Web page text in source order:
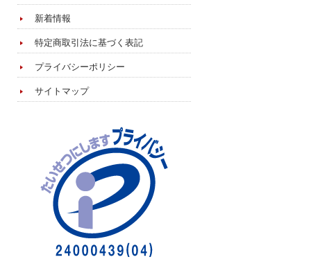
新着情報
特定商取引法に基づく表記
プライバシーポリシー
サイトマップ